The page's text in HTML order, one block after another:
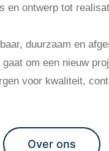
en ontwerp tot
duurzaam en
om een nieuw
voor kwaliteit,
Over ons